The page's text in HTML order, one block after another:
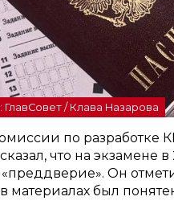
ГлавСовет / Клава Назарова
по разработке
что на экзамене
Он
в материалах был